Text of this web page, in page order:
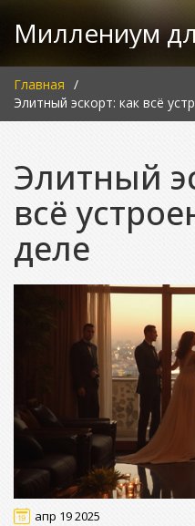
Главная
Элитный эскорт: как всё
Элитный
всё
деле
апр 19 2025